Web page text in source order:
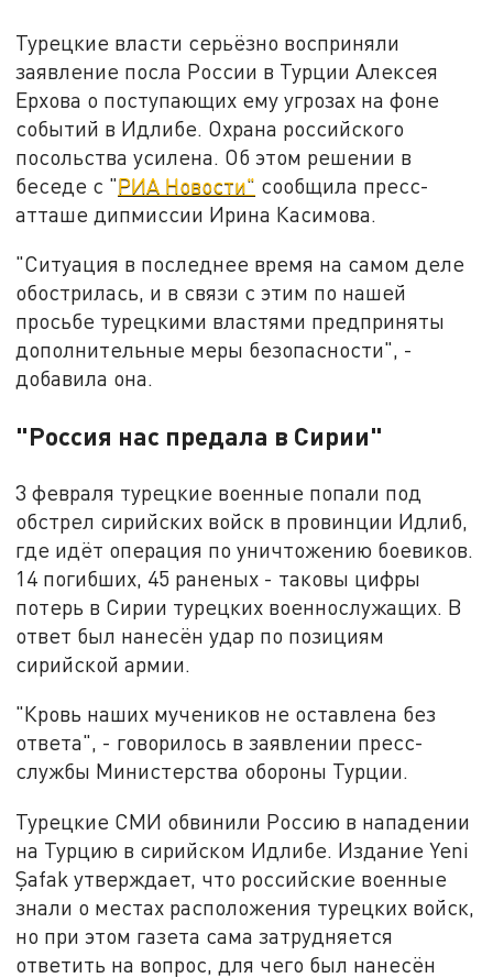
Турецкие власти серьёзно восприняли
заявление посла России в Турции Алексея
Ерхова о поступающих ему угрозах на фоне
событий в Идлибе. Охрана российского
посольства усилена. Об этом решении в
беседе с "РИА Новости" сообщила пресс-
атташе дипмиссии Ирина Касимова.
"Ситуация в последнее время на самом деле
обострилась, и в связи с этим по нашей
просьбе турецкими властями предприняты
дополнительные меры безопасности", -
добавила она.
"Россия нас предала в Сирии"
3 февраля турецкие военные попали под
обстрел сирийских войск в провинции Идлиб,
где идёт операция по уничтожению боевиков.
14 погибших, 45 раненых - таковы цифры
потерь в Сирии турецких военнослужащих. В
ответ был нанесён удар по позициям
сирийской армии.
"Кровь наших мучеников не оставлена без
ответа", - говорилось в заявлении пресс-
службы Министерства обороны Турции.
Турецкие СМИ обвинили Россию в нападении
на Турцию в сирийском Идлибе. Издание Yeni
Şafak утверждает, что российские военные
знали о местах расположения турецких войск,
но при этом газета сама затрудняется
ответить на вопрос, для чего был нанесён